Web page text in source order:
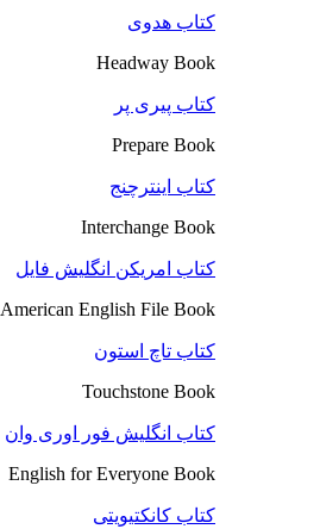
کتاب هدوی
Headway Book
کتاب پیری پر
Prepare Book
کتاب اینترچنج
Interchange Book
کتاب امریکن انگلیش فایل
American English File Book
کتاب تاچ استون
Touchstone Book
کتاب انگلیش فور اوری وان
English for Everyone Book
کتاب کانکتیویتی